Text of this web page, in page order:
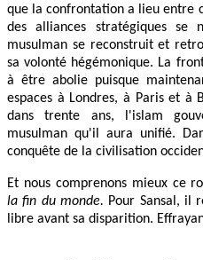
que la confrontation a lieu entre
des alliances stratégiques
musulman se reconstruit et
sa volonté hégémonique. La
à être abolie puisque
espaces à Londres, à Paris et à
dans trente ans, l'islam
musulman qu'il aura unifié.
conquête de la civilisation
Et nous comprenons mieux ce
la fin du monde. Pour Sansal, il
libre avant sa disparition.